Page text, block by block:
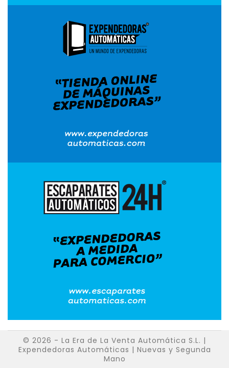
© 2026 - La Era de La Venta Automática S.L. |
Expendedoras Automáticas | Nuevas y Segunda
Mano